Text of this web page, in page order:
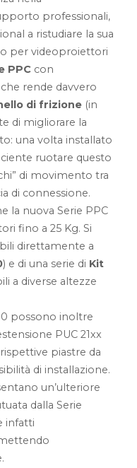
professionali,
a ristudiare la sua
per videoproiettori
PPC con
rende davvero
di frizione (in
di migliorare la
una volta installato
ruotare questo
di movimento tra
di connessione.
la nuova Serie PPC
fino a 25 Kg. Si
direttamente a
) e di una serie di Kit
a diverse altezze
possono inoltre
PUC 21xx
piastre da
di installazione.
un’ulteriore
dalla Serie
infatti